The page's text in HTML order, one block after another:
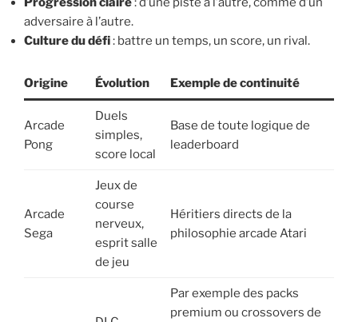
adversaire à l’autre.
Culture du défi: battre un temps, un score, un rival.
Origine Évolution Exemple de continuité
Arcade
Pong
Duels
simples,
score local
Base de toute logique de
leaderboard
Arcade
Sega
Jeux de
course
nerveux,
esprit salle
de jeu
Héritiers directs de la
philosophie arcade Atari
Par exemple des packs
premium ou crossovers de